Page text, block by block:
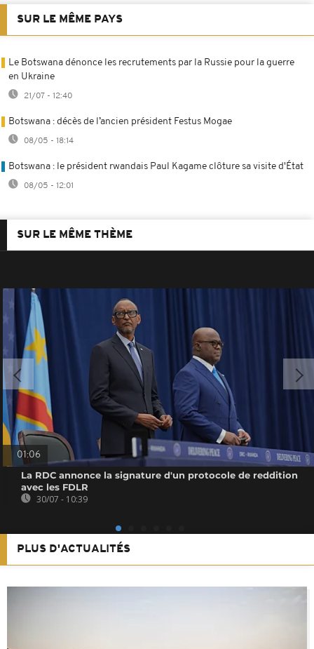
SUR LE MÊME PAYS
Le Botswana dénonce les recrutements par la Russie pour la guerre
en Ukraine
21/07 - 12:40
Botswana : décès de l’ancien président Festus Mogae
08/05 - 18:14
Botswana : le président rwandais Paul Kagame clôture sa visite d'État
08/05 - 12:01
SUR LE MÊME THÈME
01:06
La RDC annonce la signature d'un protocole de reddition
avec les FDLR
30/07 - 10:39
PLUS D'ACTUALITÉS